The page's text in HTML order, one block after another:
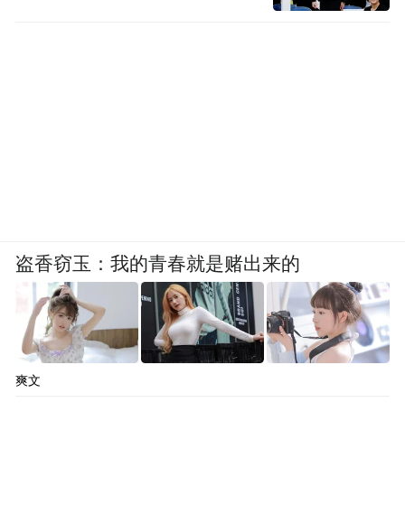
盗香窃玉：我的青春就是赌出来的
爽文